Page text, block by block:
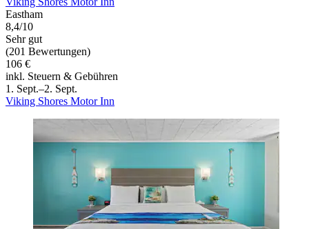
Eastham
8,4/10
Sehr gut
(201 Bewertungen)
106 €
inkl. Steuern & Gebühren
1. Sept.–2. Sept.
Viking Shores Motor Inn